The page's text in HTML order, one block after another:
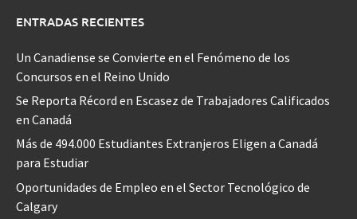
ENTRADAS RECIENTES
Un Canadiense se Convierte en el Fenómeno de los
Concursos en el Reino Unido
Se Reporta Récord en Escasez de Trabajadores Calificados
en Canadá
Más de 494.000 Estudiantes Extranjeros Eligen a Canadá
para Estudiar
Oportunidades de Empleo en el Sector Tecnológico de
Calgary